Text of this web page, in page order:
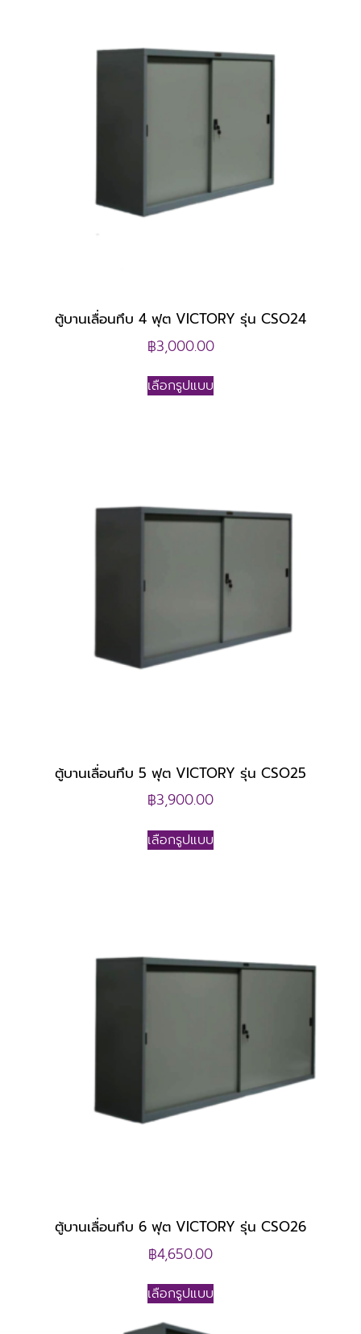
ตู้บานเลื่อนทึบ 4 ฟุต VICTORY รุ่น CSO24
฿3,000.00
เลือกรูปแบบ
ตู้บานเลื่อนทึบ 5 ฟุต VICTORY รุ่น CSO25
฿3,900.00
เลือกรูปแบบ
ตู้บานเลื่อนทึบ 6 ฟุต VICTORY รุ่น CSO26
฿4,650.00
เลือกรูปแบบ